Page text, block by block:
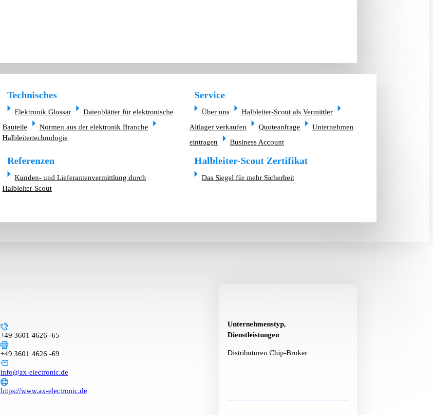
Technisches
Elektronik Glossar
Datenblätter für elektronische
Bauteile
Normen aus der elektronik Branche
Halbleitertechnologie
Service
Über uns
Halbleiter-Scout als Vermittler
Altlager verkaufen
Quoteanfrage
Unternehmen
eintragen
Business Account
Referenzen
Kunden- und Lieferantenvermittlung durch
Halbleiter-Scout
Halbleiter-Scout Zertifikat
Das Siegel für mehr Sicherheit
+49 3601 4626 -65
+49 3601 4626 -69
info@ax-electronic.de
https://www.ax-electronic.de
Unternehmenstyp,
Dienstleistungen
Distributoren Chip-Broker